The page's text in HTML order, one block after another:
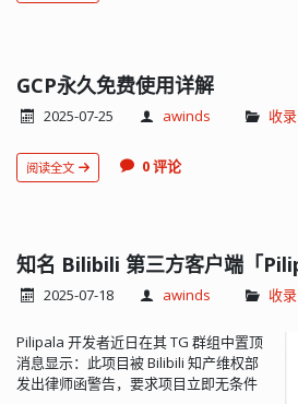
GCP永久免费使用详解
2025-07-25 awinds 收录
阅读全文 0 评论
2025-07-18 awinds 收录
Pilipala 开发者近日在其 TG 群组中置顶
消息显示：此项目被 Bilibili 知产维权部
发出律师函警告，要求项目立即无条件